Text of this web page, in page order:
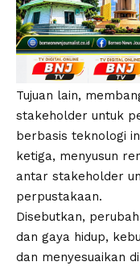
Tujuan lain,
stakeholder untuk
berbasis teknologi
ketiga, menyusun
antar stakeholder
perpustakaan.
Disebutkan,
dan gaya hidup,
dan menyesuaikan